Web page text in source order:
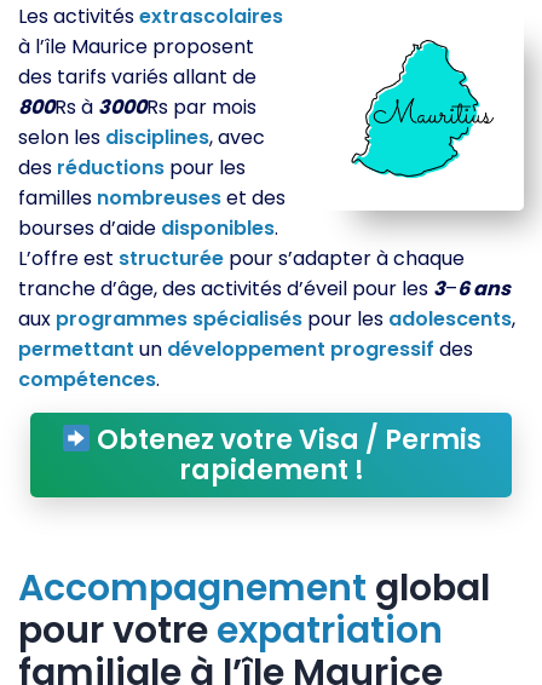
Les activitésextrascolaires
à l’île Maurice proposent
des tarifs variés allant de
800Rs à 3000Rs par mois
selon les disciplines, avec
des réductions pour les
familles nombreuseset des
bourses d’aide disponibles.
L’offre est structurée pour s’adapter à chaque
tranche d’âge, des activités d’éveil pour les 3–6 ans
aux programmes spécialisés pour les adolescents,
permettant un développement progressif des
compétences.
Obtenez votre Visa / Permis
rapidement !
Accompagnement global
pour votreexpatriation
familiale à l’île Maurice